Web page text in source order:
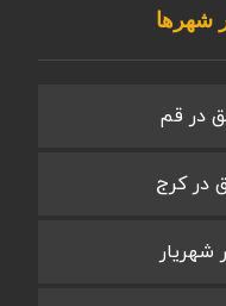
شهرها
در قم
در کرج
شهریار